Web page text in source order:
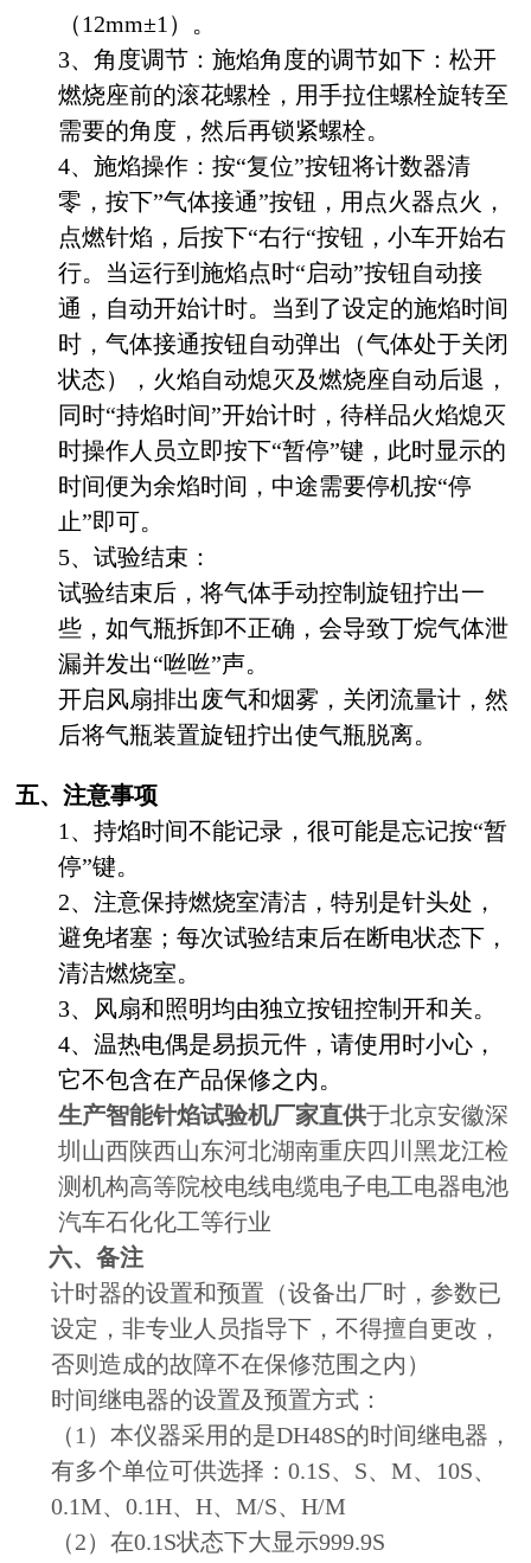
（12mm±1）。
3、角度调节：施焰角度的调节如下：松开
燃烧座前的滚花螺栓，用手拉住螺栓旋转至
需要的角度，然后再锁紧螺栓。
4、施焰操作：按“复位”按钮将计数器清
零，按下”气体接通”按钮，用点火器点火，
点燃针焰，后按下“右行“按钮，小车开始右
行。当运行到施焰点时“启动”按钮自动接
通，自动开始计时。当到了设定的施焰时间
时，气体接通按钮自动弹出（气体处于关闭
状态），火焰自动熄灭及燃烧座自动后退，
同时“持焰时间”开始计时，待样品火焰熄灭
时操作人员立即按下“暂停”键，此时显示的
时间便为余焰时间，中途需要停机按“停
止”即可。
5、试验结束：
试验结束后，将气体手动控制旋钮拧出一
些，如气瓶拆卸不正确，会导致丁烷气体泄
漏并发出“咝咝”声。
开启风扇排出废气和烟雾，关闭流量计，然
后将气瓶装置旋钮拧出使气瓶脱离。
五、注意事项
1、持焰时间不能记录，很可能是忘记按“暂
停”键。
2、注意保持燃烧室清洁，特别是针头处，
避免堵塞；每次试验结束后在断电状态下，
清洁燃烧室。
3、风扇和照明均由独立按钮控制开和关。
4、温热电偶是易损元件，请使用时小心，
它不包含在产品保修之内。
生产智能针焰试验机厂家直供于北京安徽深
圳山西陕西山东河北湖南重庆四川黑龙江检
测机构高等院校电线电缆电子电工电器电池
汽车石化化工等行业
六、备注
计时器的设置和预置（设备出厂时，参数已
设定，非专业人员指导下，不得擅自更改，
否则造成的故障不在保修范围之内）
时间继电器的设置及预置方式：
（1）本仪器采用的是DH48S的时间继电器，
有多个单位可供选择：0.1S、S、M、10S、
0.1M、0.1H、H、M/S、H/M
（2）在0.1S状态下大显示999.9S